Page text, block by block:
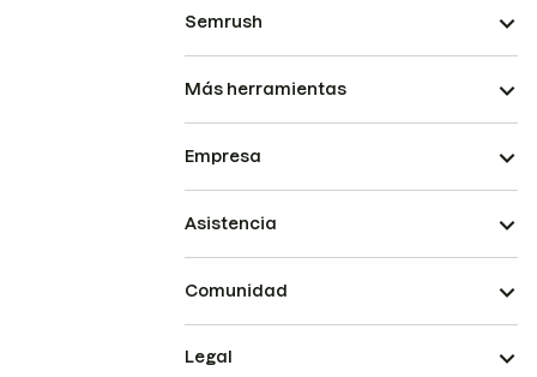
Semrush
Más herramientas
Empresa
Asistencia
Comunidad
Legal